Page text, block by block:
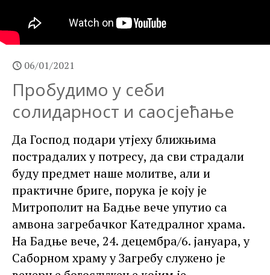
06/01/2021
Пробудимо у себи
солидарност и саосјећање
Да Господ подари утјеху ближњима
пострадалих у потресу, да сви страдали
буду предмет наше молитве, али и
практичне бриге, порука је коју је
Митрополит на Бадње вече упутио са
амвона загребачког Катедралног храма.
На Бадње вече, 24. децембра/6. јануара, у
Саборном храму у Загребу служено је